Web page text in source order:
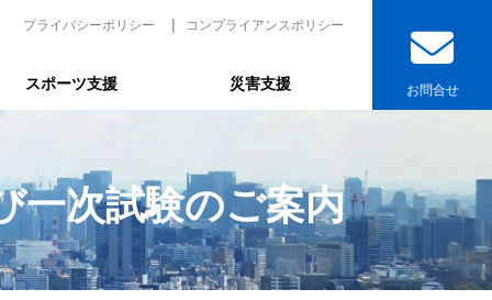
プライバシーポリシー コンプライアンスポリシー
お問合せ
スポーツ支援 災害支援
一次試験のご案内